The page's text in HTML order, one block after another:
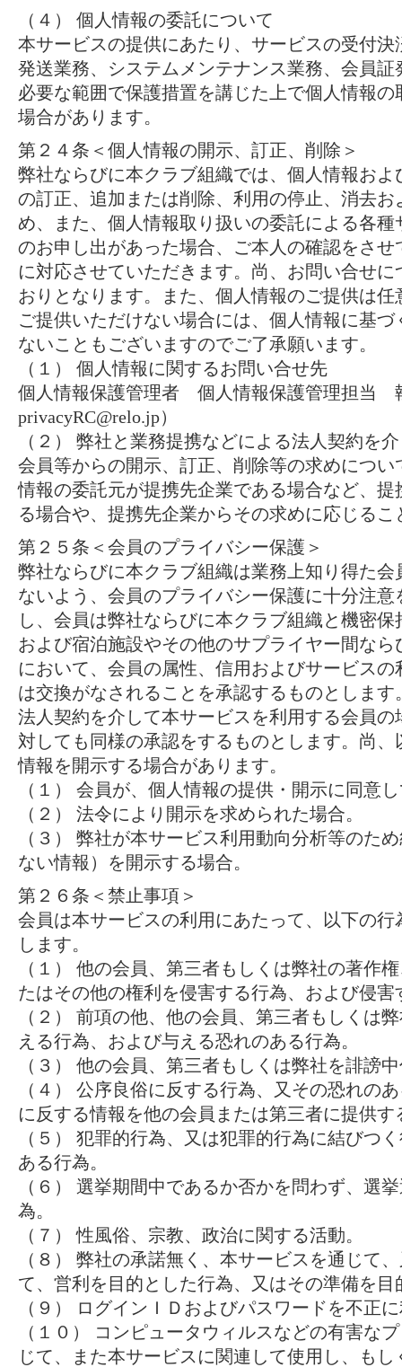
（４） 個人情報の委託について
本サービスの提供にあたり、サービスの受付
発送業務、システムメンテナンス業務、会員
必要な範囲で保護措置を講じた上で個人情報
場合があります。
第２４条＜個人情報の開示、訂正、削除＞
弊社ならびに本クラブ組織では、個人情報お
の訂正、追加または削除、利用の停止、消去
め、また、個人情報取り扱いの委託による各
のお申し出があった場合、ご本人の確認をさ
に対応させていただきます。尚、お問い合せ
おりとなります。また、個人情報のご提供は
ご提供いただけない場合には、個人情報に基
ないこともございますのでご了承願います。
（１） 個人情報に関するお問い合せ先
個人情報保護管理者 個人情報保護管理担当
privacyRC@relo.jp）
（２） 弊社と業務提携などによる法人契約を
会員等からの開示、訂正、削除等の求めにつ
情報の委託元が提携先企業である場合など、
る場合や、提携先企業からその求めに応じるこ
第２５条＜会員のプライバシー保護＞
弊社ならびに本クラブ組織は業務上知り得た
ないよう、会員のプライバシー保護に十分注
し、会員は弊社ならびに本クラブ組織と機密
および宿泊施設やその他のサプライヤー間な
において、会員の属性、信用およびサービス
は交換がなされることを承認するものとしま
法人契約を介して本サービスを利用する会員
対しても同様の承認をするものとします。尚
情報を開示する場合があります。
（１） 会員が、個人情報の提供・開示に同意
（２） 法令により開示を求められた場合。
（３） 弊社が本サービス利用動向分析等のた
ない情報）を開示する場合。
第２６条＜禁止事項＞
会員は本サービスの利用にあたって、以下の
します。
（１） 他の会員、第三者もしくは弊社の著作
たはその他の権利を侵害する行為、および侵
（２） 前項の他、他の会員、第三者もしくは
える行為、および与える恐れのある行為。
（３） 他の会員、第三者もしくは弊社を誹謗
（４） 公序良俗に反する行為、又その恐れの
に反する情報を他の会員または第三者に提供す
（５） 犯罪的行為、又は犯罪的行為に結びつ
ある行為。
（６） 選挙期間中であるか否かを問わず、選
為。
（７） 性風俗、宗教、政治に関する活動。
（８） 弊社の承諾無く、本サービスを通じて
て、営利を目的とした行為、又はその準備を目
（９） ログインＩＤおよびパスワードを不正
（１０） コンピュータウィルスなどの有害な
じて、また本サービスに関連して使用し、も